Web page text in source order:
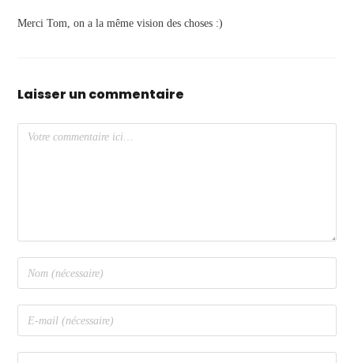
Merci Tom, on a la même vision des choses :)
Laisser un commentaire